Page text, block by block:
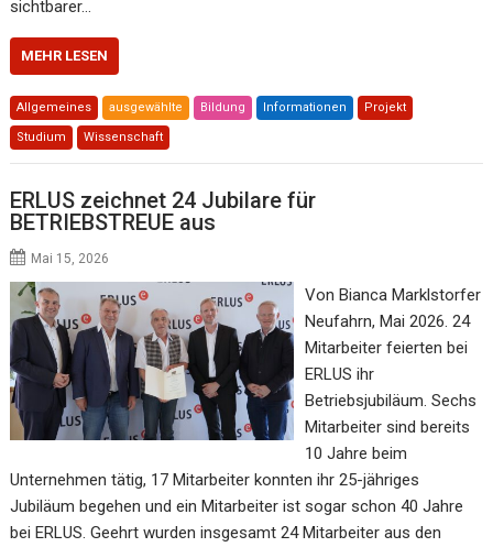
sichtbarer…
MEHR LESEN
Allgemeines ausgewählte Bildung Informationen Projekt
Studium Wissenschaft
ERLUS zeichnet 24 Jubilare für
BETRIEBSTREUE aus
Mai 15, 2026
Von Bianca Marklstorfer
Neufahrn, Mai 2026. 24
Mitarbeiter feierten bei
ERLUS ihr
Betriebsjubiläum. Sechs
Mitarbeiter sind bereits
10 Jahre beim
Unternehmen tätig, 17 Mitarbeiter konnten ihr 25-jähriges
Jubiläum begehen und ein Mitarbeiter ist sogar schon 40 Jahre
bei ERLUS. Geehrt wurden insgesamt 24 Mitarbeiter aus den